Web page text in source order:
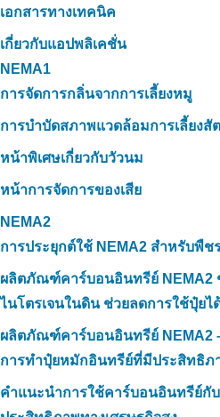
เอกสารทางเทคนิค
เกี่ยวกับแอปพลิเคชั่น
NEMA1
การจัดการกลิ่นจากการเลี้ยงหมู
การบำบัดสภาพแวดล้อมการเลี้ยงสั
หน้าพิเศษเกี่ยวกับวัวนม
หน้าการจัดการของเสีย
NEMA2
การประยุกต์ใช้ NEMA2 สำหรับพื
ผลิตภัณฑ์คาร์บอนอินทรีย์ NEMA2
ไนโตรเจนในดิน ช่วยลดการใช้ปุ๋ย
ผลิตภัณฑ์คาร์บอนอินทรีย์ NEMA2
การทำปุ๋ยหมักอินทรีย์ที่มีประสิทธิภ
คำแนะนำการใช้คาร์บอนอินทรีย์กั